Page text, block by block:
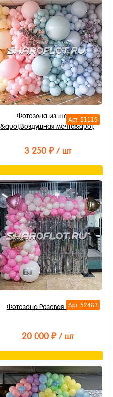
Купить в 1 клик
В избранное
В наличии
Арт: 51115
Фотозона из шаров
&quot;Воздушная мечта&quot;
3 250 ₽ / шт
В корзину
Купить в 1 клик
В избранное
В наличии
Арт: 52483
Фотозона Розовая любовь
20 000 ₽ / шт
В корзину
Купить в 1 клик